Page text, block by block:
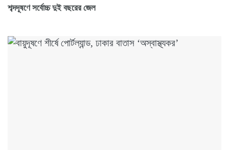
শব্দদূষণে সর্বোচ্চ দুই বছরের জেল